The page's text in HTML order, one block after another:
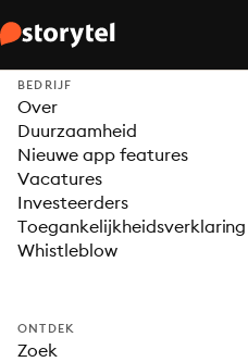
BEDRIJF
Over
Duurzaamheid
Nieuwe app features
Vacatures
Investeerders
Toegankelijkheidsverklaring
Whistleblow
ONTDEK
Zoek